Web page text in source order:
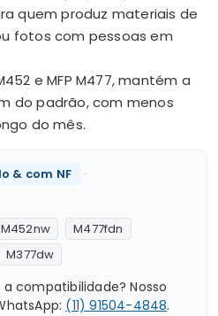
quem produz materiais de
fotos com pessoas em
e MFP M477, mantém a
do padrão, com menos
do mês.
& com NF ·
M452nw
M477fdn
M377dw
compatibilidade? Nosso
(11) 91504-4848.